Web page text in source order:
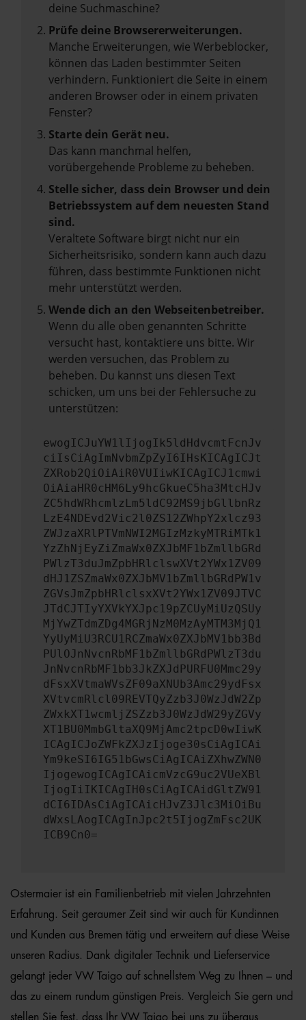
deine Suchmaschine?
Prüfe deine Browsererweiterungen.
Manche Erweiterungen, wie Werbeblocker,
können das Laden bestimmter Seiten
verhindern. Funktioniert die Seite in einem
anderen Browser oder in einem privaten
Fenster?
Starte dein Gerät neu.
Das kann manchmal helfen,
vorübergehende Probleme zu beheben.
Stelle sicher, dass dein Browser und dein
Betriebssystem auf dem neuesten Stand
sind.
Veraltete Software birgt nicht nur ein
Sicherheitsrisiko, sondern kann auch dazu
führen, dass bestimmte Funktionen nicht
mehr unterstützt werden.
Wende dich an den Webseitenbetreiber.
Wenn du alle oben genannten Schritte
versucht hast, kontaktiere uns bitte. Wir
werden versuchen, das Problem zu
beheben. Du kannst uns diesen Text
schicken, um uns bei der Fehlersuche zu
unterstützen:
ewogICJuYW1lIjogIk5ldHdvcmtFcnJv
ciIsCiAgImNvbmZpZyI6IHsKICAgICJt
ZXRob2QiOiAiR0VUIiwKICAgICJ1cmwi
OiAiaHR0cHM6Ly9hcGkueC5ha3MtcHJv
ZC5hdWRhcmlzLm5ldC92MS9jbGllbnRz
LzE4NDEvd2Vic2l0ZS12ZWhpY2xlcz93
ZWJzaXRlPTVmNWI2MGIzMzkyMTRiMTk1
YzZhNjEyZiZmaWx0ZXJbMF1bZmllbGRd
PWlzT3duJmZpbHRlclswXVt2YWx1ZV09
dHJ1ZSZmaWx0ZXJbMV1bZmllbGRdPW1v
ZGVsJmZpbHRlclsxXVt2YWx1ZV09JTVC
JTdCJTIyYXVkYXJpc19pZCUyMiUzQSUy
MjYwZTdmZDg4MGRjNzM0MzAyMTM3MjQ1
YyUyMiU3RCU1RCZmaWx0ZXJbMV1bb3Bd
PUlOJnNvcnRbMF1bZmllbGRdPWlzT3du
JnNvcnRbMF1bb3JkZXJdPURFU0Mmc29y
dFsxXVtmaWVsZF09aXNUb3Amc29ydFsx
XVtvcmRlcl09REVTQyZzb3J0WzJdW2Zp
ZWxkXT1wcmljZSZzb3J0WzJdW29yZGVy
XT1BU0MmbGltaXQ9MjAmc2tpcD0wIiwK
ICAgICJoZWFkZXJzIjoge30sCiAgICAi
Ym9keSI6IG51bGwsCiAgICAiZXhwZWN0
IjogewogICAgICAicmVzcG9uc2VUeXBl
IjogIiIKICAgIH0sCiAgICAidGltZW91
dCI6IDAsCiAgICAicHJvZ3Jlc3MiOiBu
dWxsLAogICAgInJpc2t5IjogZmFsc2UK
ICB9Cn0=
Ostermaier ist ein Familienbetrieb mit vielen Jahrzehnten
Erfahrung. Seit geraumer Zeit sind wir auch für Kundinnen
und Kunden aus Bremen tätig und erweitern auf diese Weise
unseren Radius. Dank digitaler Technik und Lieferservice
gelangt jeder VW Taigo auf schnellstem Weg zu Ihnen – und
das zu einem rundum günstigen Preis. Vergleich Sie gern und
stellen Sie fest, dass Ihr VW Taigo bei uns zu überaus